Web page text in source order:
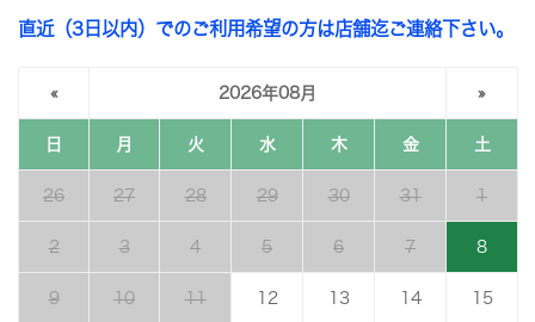
直近（3日以内）でのご利用希望の方は店舗迄ご連絡下さい。
« 2026年08月 »
日 月 火 水 木 金 土
26 27 28 29 30 31 1
2 3 4 5 6 7 8
9 10 11 12 13 14 15